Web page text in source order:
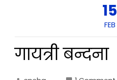
15
FEB
गायत्री बन्दना